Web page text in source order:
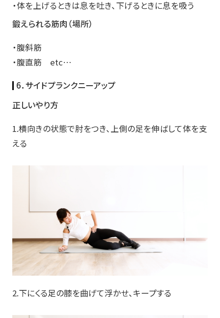
・体を上げるときは息を吐き、下げるときに息を吸う
鍛えられる筋肉（場所）
・腹斜筋
・腹直筋 etc…
6．サイドプランクニーアップ
正しいやり方
1.横向きの状態で肘をつき、上側の足を伸ばして体を支
える
2.下にくる足の膝を曲げて浮かせ、キープする